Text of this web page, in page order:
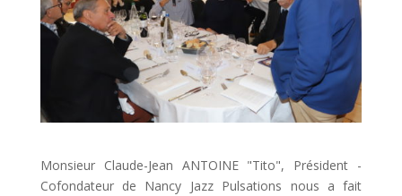
Monsieur Claude-Jean ANTOINE "Tito", Président -
Cofondateur de Nancy Jazz Pulsations nous a fait